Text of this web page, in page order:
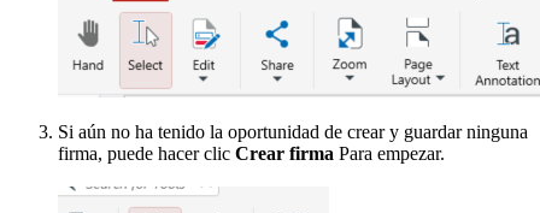
Si aún no ha tenido la oportunidad de crear y guardar ninguna
firma, puede hacer clic Crear firma Para empezar.